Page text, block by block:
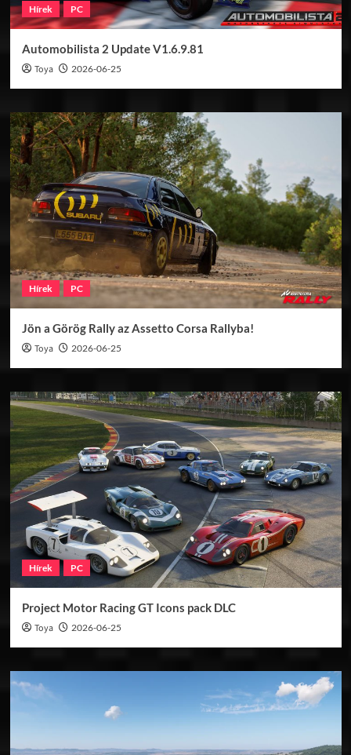
Hírek PC
Automobilista 2 Update V1.6.9.81
Toya 2026-06-25
Hírek PC
Jön a Görög Rally az Assetto Corsa Rallyba!
Toya 2026-06-25
Hírek PC
Project Motor Racing GT Icons pack DLC
Toya 2026-06-25